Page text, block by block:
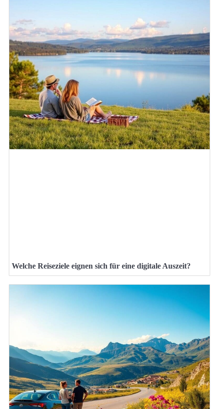
Welche Reiseziele eignen sich für eine digitale Auszeit?